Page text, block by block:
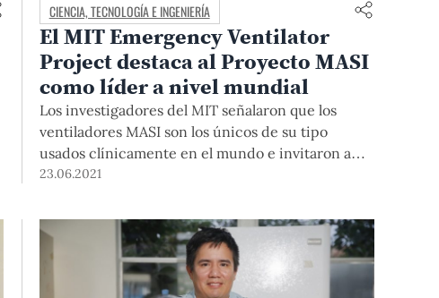
CIENCIA, TECNOLOGÍA E INGENIERÍA
El MIT Emergency Ventilator
Project destaca al Proyecto MASI
como líder a nivel mundial
Los investigadores del MIT señalaron que los
ventiladores MASI son los únicos de su tipo
usados clínicamente en el mundo e invitaron a
sus pares peruanos, Dr. Benjamín Castañeda y
conocimientos sobre el desarrollo de ventiladores
mecánicos y su uso en pacientes.
23.06.2021